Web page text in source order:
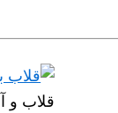
قلاب و